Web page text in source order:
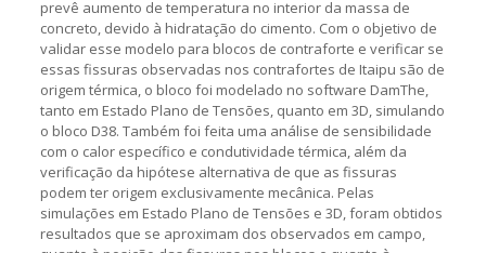
prevê aumento de temperatura no interior da massa de
concreto, devido à hidratação do cimento. Com o objetivo de
validar esse modelo para blocos de contraforte e verificar se
essas fissuras observadas nos contrafortes de Itaipu são de
origem térmica, o bloco foi modelado no software DamThe,
tanto em Estado Plano de Tensões, quanto em 3D, simulando
o bloco D38. Também foi feita uma análise de sensibilidade
com o calor específico e condutividade térmica, além da
verificação da hipótese alternativa de que as fissuras
podem ter origem exclusivamente mecânica. Pelas
simulações em Estado Plano de Tensões e 3D, foram obtidos
resultados que se aproximam dos observados em campo,